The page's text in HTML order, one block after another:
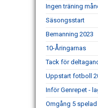
Ingen träning
Säsongsstart
Bemanning 2023
10-Åringarnas
Tack för
Uppstart fotboll
Inför Genrepet -
Omgång 5